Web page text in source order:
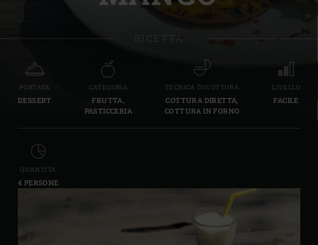
RICETTA
PORTATA
DESSERT
CATEGORIA
FRUTTA,
PASTICCERIA
TECNICA DI COTTURA
COTTURA DIRETTA,
COTTURA IN FORNO
LIVELLO
FACILE
QUANTITÀ
4 PERSONE